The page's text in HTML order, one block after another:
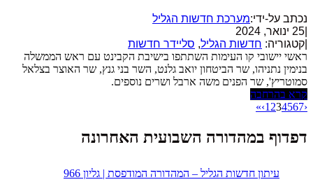
נכתב על-ידי:מערכת חדשות הגליל
25 ינואר, 2024
קטגוריה: חדשות הגליל, סליידר חדשות
ראשי יישובי קו העימות השתתפו בישיבת הקבינט עם ראש הממשלה
בנימין נתניהו, שר הביטחון יואב גלנט, השר בני גנץ, שר האוצר בצלאל
סמוטריץ', שר הפנים משה ארבל ושרים נוספים.
קרא בהרחבה
‹
1 234567
›
»
דפדוף במהדורה השבועית האחרונה
עיתון חדשות הגליל – המהדורה המודפסת | גליון 966